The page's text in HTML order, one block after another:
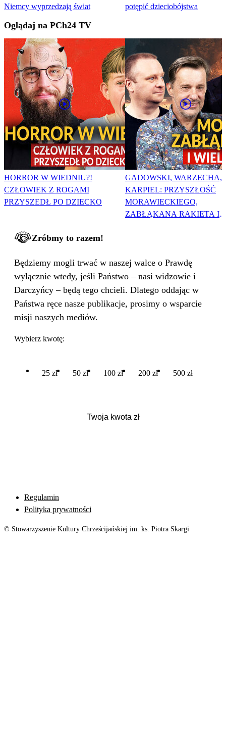
Niemcy wyprzedzają świat
potępić dzieciobójstwa
Oglądaj na PCh24 TV
HORROR W WIEDNIU?!
CZŁOWIEK Z ROGAMI
PRZYSZEDŁ PO DZIECKO
GADOWSKI, WARZECHA,
KARPIEL: PRZYSZŁOŚĆ
MORAWIECKIEGO,
ZABŁĄKANA RAKIETA I
Zróbmy to razem!
Będziemy mogli trwać w naszej walce o Prawdę
wyłącznie wtedy, jeśli Państwo – nasi widzowie i
Darczyńcy – będą tego chcieli. Dlatego oddając w
Państwa ręce nasze publikacje, prosimy o wsparcie
misji naszych mediów.
Wybierz kwotę:
25 zł 50 zł 100 zł 200 zł 500 zł
Regulamin
Polityka prywatności
© Stowarzyszenie Kultury Chrześcijańskiej im. ks. Piotra Skargi